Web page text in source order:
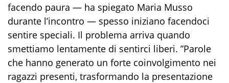
facendo paura — ha spiegato Maria Musso
durante l’incontro — spesso iniziano facendoci
sentire speciali. Il problema arriva quando
smettiamo lentamente di sentirci liberi. ”Parole
che hanno generato un forte coinvolgimento nei
ragazzi presenti, trasformando la presentazione